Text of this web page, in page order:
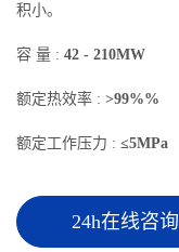
积小。
容 量 : 42 - 210MW
额定热效率 : >99%%
额定工作压力 : ≤5MPa
24h在线咨询